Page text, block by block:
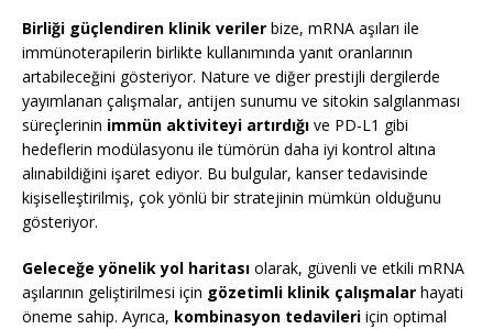
Birliği güçlendiren klinik veriler bize, mRNA aşıları ile
immünoterapilerin birlikte kullanımında yanıt oranlarının
artabileceğini gösteriyor. Nature ve diğer prestijli dergilerde
yayımlanan çalışmalar, antijen sunumu ve sitokin salgılanması
süreçlerinin immün aktiviteyi artırdığı ve PD-L1 gibi
hedeflerin modülasyonu ile tümörün daha iyi kontrol altına
alınabildiğini işaret ediyor. Bu bulgular, kanser tedavisinde
kişiselleştirilmiş, çok yönlü bir stratejinin mümkün olduğunu
gösteriyor.
Geleceğe yönelik yol haritası olarak, güvenli ve etkili mRNA
aşılarının geliştirilmesi için gözetimli klinik çalışmalar hayati
öneme sahip. Ayrıca, kombinasyon tedavileri için optimal